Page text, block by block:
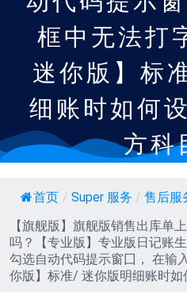
框中无法打
迷你版】标
细账时如何
方科
首页 / Super 服务 / 售后服
【旗舰版】旗舰版销售出库单
吗？【专业版】专业版日记账
勾选自动代码提示窗囗， 在输
你版】标准/ 迷你版明细账时如